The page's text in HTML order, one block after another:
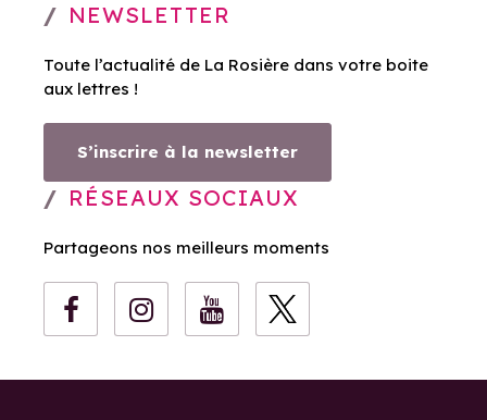
NEWSLETTER
Toute l’actualité de La Rosière dans votre boite
aux lettres !
S’inscrire à la newsletter
RÉSEAUX SOCIAUX
Partageons nos meilleurs moments